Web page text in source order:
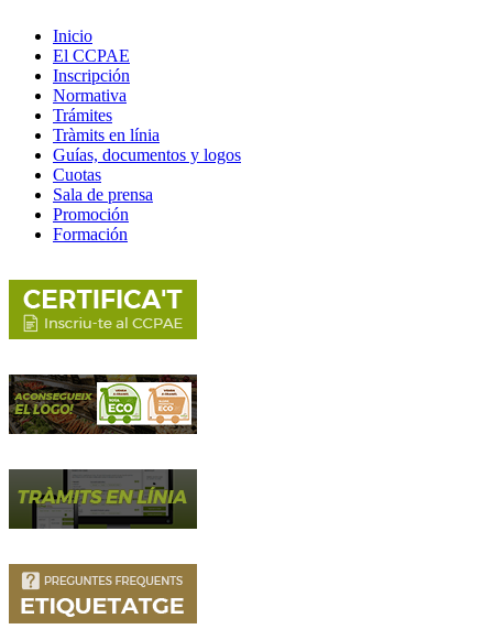
Inicio
El CCPAE
Inscripción
Normativa
Trámites
Tràmits en línia
Guías, documentos y logos
Cuotas
Sala de prensa
Promoción
Formación